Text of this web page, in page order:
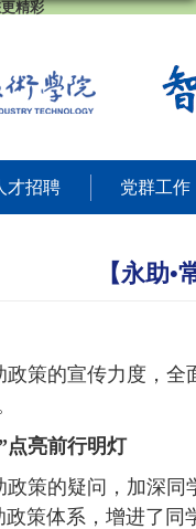
精彩
才招聘 党群工作
【永助
政策的宣传力度，
点亮前行明灯
政策的疑问，加深
政策体系，增进了